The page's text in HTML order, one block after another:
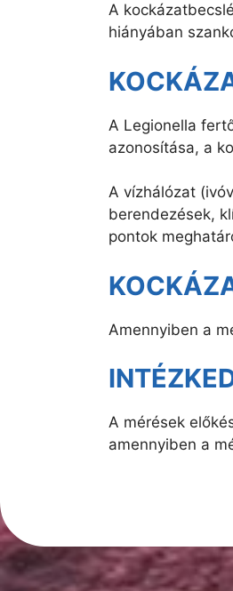
A
hiányában
A Legionella
azonosítása, a
A vízhálózat
berendezések,
pontok
Amennyiben a
A mérések
amennyiben a